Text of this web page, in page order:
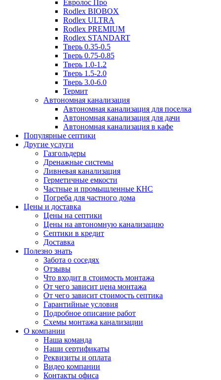
Евролос Про
Rodlex BIOBOX
Rodlex ULTRA
Rodlex PREMIUM
Rodlex STANDART
Тверь 0.35-0.5
Тверь 0.75-0.85
Тверь 1.0-1.2
Тверь 1.5-2.0
Тверь 3.0-6.0
Термит
Автономная канализация
Автономная канализация для поселка
Автономная канализация для дачи
Автономная канализация в кафе
Популярные септики
Другие услуги
Газгольдеры
Дренажные системы
Ливневая канализация
Герметичные емкости
Частные и промышленные КНС
Погреба для частного дома
Цены и доставка
Цены на септики
Цены на автономную канализацию
Септики в кредит
Доставка
Полезно знать
Забота о соседях
Отзывы
Что входит в стоимость монтажа
От чего зависит цена монтажа
От чего зависит стоимость септика
Гарантийные условия
Подробное описание работ
Схемы монтажа канализации
О компании
Наша команда
Наши сертификаты
Реквизиты и оплата
Видео компании
Контакты офиса